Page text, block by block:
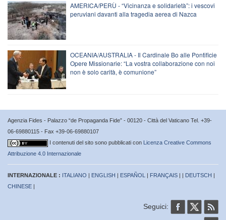
AMERICA/PERÙ - “Vicinanza e solidarietà”: i vescovi
peruviani davanti alla tragedia aerea di Nazca
OCEANIA/AUSTRALIA - Il Cardinale Bo alle Pontificie
Opere Missionarie: “La vostra collaborazione con noi
non è solo carità, è comunione”
Agenzia Fides - Palazzo “de Propaganda Fide” - 00120 - Città del Vaticano Tel. +39-
06-69880115 - Fax +39-06-69880107
I contenuti del sito sono pubblicati con Licenza Creative Commons
Attribuzione 4.0 Internazionale
INTERNAZIONALE : ITALIANO | ENGLISH | ESPAÑOL | FRANÇAIS | | DEUTSCH |
CHINESE |
Seguici: